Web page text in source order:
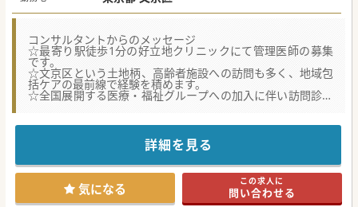
コンサルタントからのメッセージ
☆最寄り駅徒歩1分の好立地クリニックにて管理医師の募集
です。
☆文京区という土地柄、高齢者施設への訪問も多く、地域包
括ケアの最前線で経験を積めます。
☆全国展開する医療・福祉グループへの加入に伴い訪問診療
をさらに強化しています。
す！
#秋入職可
詳細を見る
気になる この求人に
問い合わせる